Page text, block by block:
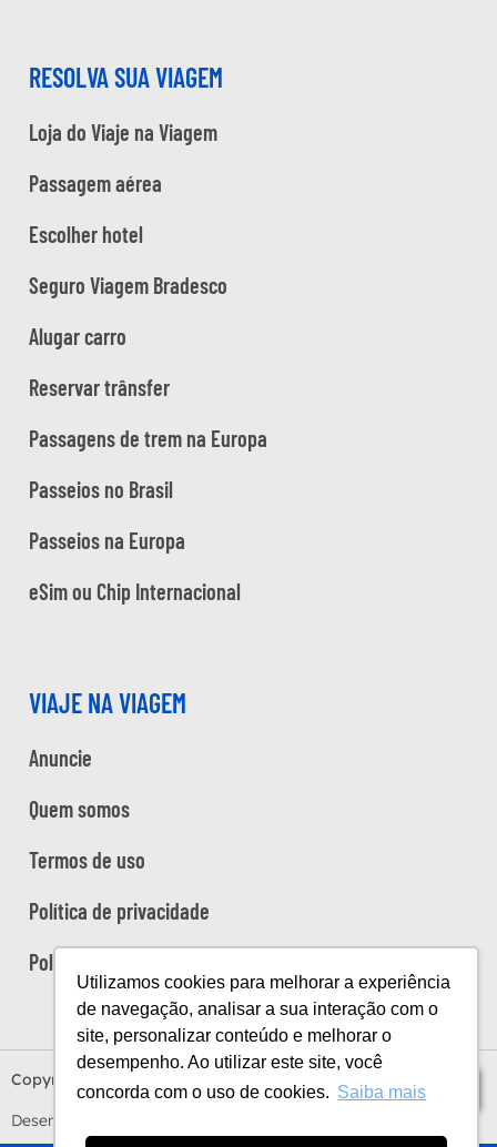
Utilizamos cookies para melhorar a experiência
de navegação, analisar a sua interação com o
site, personalizar conteúdo e melhorar o
desempenho. Ao utilizar este site, você
concorda com o uso de cookies. Saiba maisÍndice
RESOLVA SUA VIAGEM
Loja do Viaje na Viagem
Passagem aérea
Escolher hotel
Seguro Viagem Bradesco
Alugar carro
Reservar trânsfer
Passagens de trem na Europa
Passeios no Brasil
Passeios na Europa
eSim ou Chip Internacional
VIAJE NA VIAGEM
Anuncie
Quem somos
Termos de uso
Política de privacidade
Política de cookies
Copyright Viaje na Viagem © 2026
Desenvolvido por